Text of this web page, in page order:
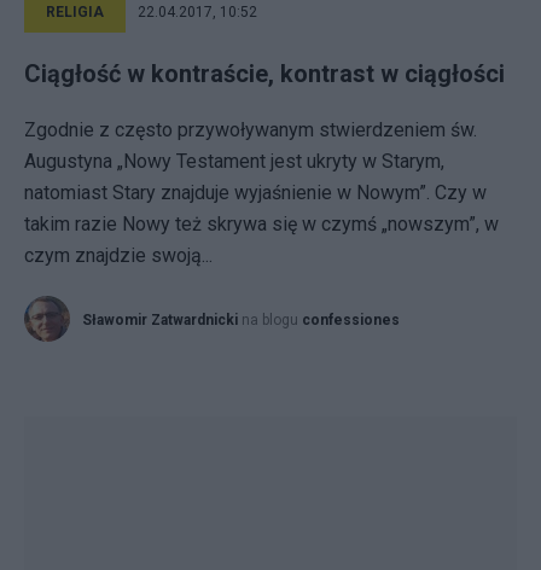
RELIGIA 22.04.2017, 10:52
Ciągłość w kontraście, kontrast w ciągłości
Zgodnie z często przywoływanym stwierdzeniem św.
Augustyna „Nowy Testament jest ukryty w Starym,
natomiast Stary znajduje wyjaśnienie w Nowym”. Czy w
takim razie Nowy też skrywa się w czymś „nowszym”, w
czym znajdzie swoją...
Sławomir Zatwardnicki na blogu confessiones